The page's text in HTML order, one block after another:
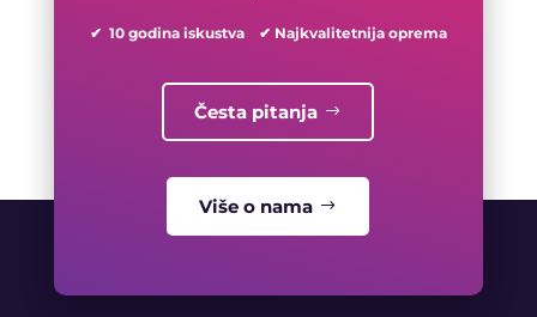
✔ 10 godina iskustva ✔ Najkvalitetnija oprema
Česta pitanja
Više o nama